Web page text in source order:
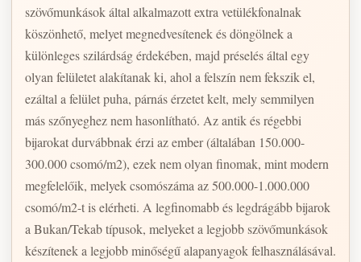
szövőmunkások által alkalmazott extra vetülékfonalnak
köszönhető, melyet megnedvesítenek és döngölnek a
különleges szilárdság érdekében, majd préselés által egy
olyan felületet alakítanak ki, ahol a felszín nem fekszik el,
ezáltal a felület puha, párnás érzetet kelt, mely semmilyen
más szőnyeghez nem hasonlítható. Az antik és régebbi
bijarokat durvábbnak érzi az ember (általában 150.000-
300.000 csomó/m2), ezek nem olyan finomak, mint modern
megfelelőik, melyek csomószáma az 500.000-1.000.000
csomó/m2-t is elérheti. A legfinomabb és legdrágább bijarok
a Bukan/Tekab típusok, melyeket a legjobb szövőmunkások
készítenek a legjobb minőségű alapanyagok felhasználásával.